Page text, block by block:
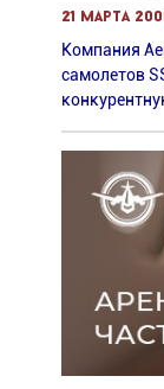
21 марта
Компания
самолетов